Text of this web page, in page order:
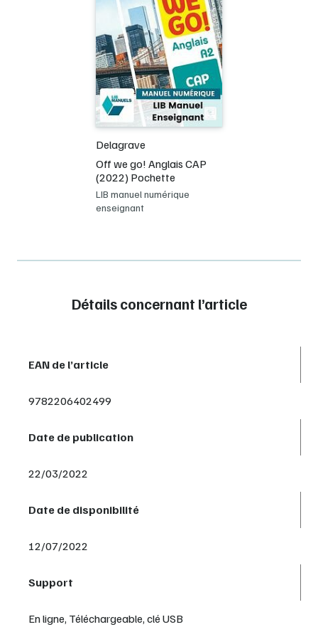
Delagrave
Off we go! Anglais CAP
(2022) Pochette
LIB manuel numérique
enseignant
Détails concernant l’article
EAN de l’article
9782206402499
Date de publication
22/03/2022
Date de disponibilité
12/07/2022
Support
En ligne, Téléchargeable, clé USB